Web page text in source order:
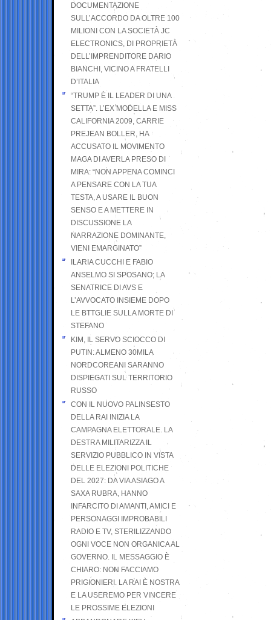
DOCUMENTAZIONE
SULL’ACCORDO DA OLTRE 100
MILIONI CON LA SOCIETÀ JC
ELECTRONICS, DI PROPRIETÀ
DELL’IMPRENDITORE DARIO
BIANCHI, VICINO A FRATELLI
D’ITALIA
“TRUMP È IL LEADER DI UNA
SETTA”. L’EX MODELLA E MISS
CALIFORNIA 2009, CARRIE
PREJEAN BOLLER, HA
ACCUSATO IL MOVIMENTO
MAGA DI AVERLA PRESO DI
MIRA: “NON APPENA COMINCI
A PENSARE CON LA TUA
TESTA, A USARE IL BUON
SENSO E A METTERE IN
DISCUSSIONE LA
NARRAZIONE DOMINANTE,
VIENI EMARGINATO”
ILARIA CUCCHI E FABIO
ANSELMO SI SPOSANO; LA
SENATRICE DI AVS E
L’AVVOCATO INSIEME DOPO
LE BTTGLIE SULLA MORTE DI
STEFANO
KIM, IL SERVO SCIOCCO DI
PUTIN: ALMENO 30MILA
NORDCOREANI SARANNO
DISPIEGATI SUL TERRITORIO
RUSSO
CON IL NUOVO PALINSESTO
DELLA RAI INIZIA LA
CAMPAGNA ELETTORALE. LA
DESTRA MILITARIZZA IL
SERVIZIO PUBBLICO IN VISTA
DELLE ELEZIONI POLITICHE
DEL 2027: DA VIA ASIAGO A
SAXA RUBRA, HANNO
INFARCITO DI AMANTI, AMICI E
PERSONAGGI IMPROBABILI
RADIO E TV, STERILIZZANDO
OGNI VOCE NON ORGANICA AL
GOVERNO. IL MESSAGGIO È
CHIARO: NON FACCIAMO
PRIGIONIERI. LA RAI È NOSTRA
E LA USEREMO PER VINCERE
LE PROSSIME ELEZIONI